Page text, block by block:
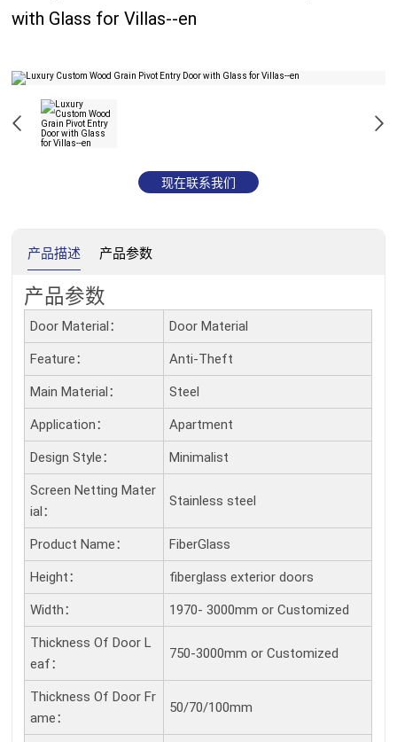
with Glass for Villas--en
现在联系我们
产品描述 产品参数
产品参数
Door Material： Door Material
Feature： Anti-Theft
Main Material： Steel
Application： Apartment
Design Style： Minimalist
Screen Netting Mater
Ial：
Stainless steel
Product Name： FiberGlass
Height： fiberglass exterior doors
Width： 1970- 3000mm or Customized
Thickness Of Door L
Eaf：
750-3000mm or Customized
Thickness Of Door Fr
Ame：
50/70/100mm